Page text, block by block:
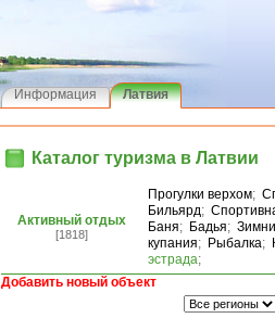
Информация Латвия
Каталог туризма в Латвии
Активный отдых
[1818]
Прогулки верхом;
Бильярд;
Баня; Бадья;
купания; Рыбалка;
эстрада;
Добавить новый объект